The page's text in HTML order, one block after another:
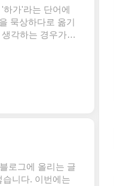
가'라는 단어에
묵상하다로 옮기
각하는 경우가
끔 저녁이 되어
않았는데 입속에
었습니다. 신기해
로그에 올리는 글
니다. 이번에는